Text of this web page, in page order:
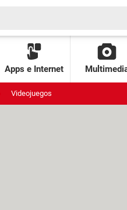
Apps e Internet
Videojuegos